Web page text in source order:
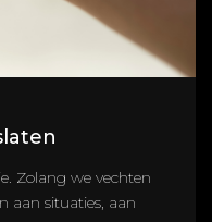
Zolang we vechten
aan situaties, aan